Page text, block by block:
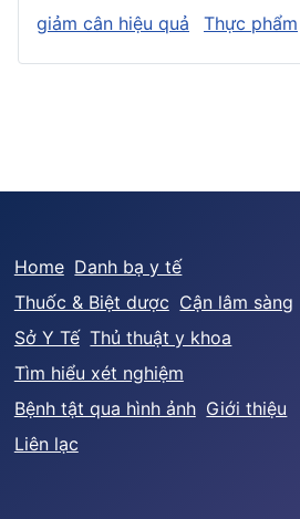
giảm cân hiệu quả
Thực phẩm
Home Danh bạ y tế
Thuốc & Biệt dược Cận lâm sàng
Sở Y Tế Thủ thuật y khoa
Tìm hiểu xét nghiệm
Bệnh tật qua hình ảnh Giới thiệu
Liên lạc